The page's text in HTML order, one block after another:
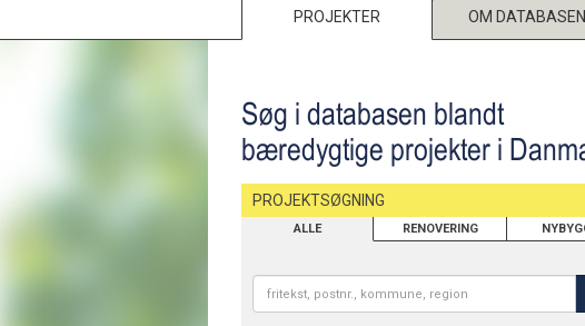
PROJEKTER OM DATABASEN
Søg i databasen blandt
bæredygtige projekter i
PROJEKTSØGNING
ALLE RENOVERING